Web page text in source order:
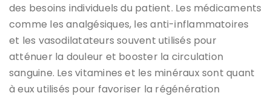
des besoins individuels du patient. Les médicaments
comme les analgésiques, les anti-inflammatoires
et les vasodilatateurs souvent utilisés pour
atténuer la douleur et booster la circulation
sanguine. Les vitamines et les minéraux sont quant
à eux utilisés pour favoriser la régénération